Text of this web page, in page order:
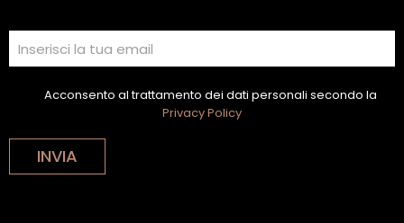
Acconsento al trattamento dei dati personali secondo la
Privacy Policy
INVIA